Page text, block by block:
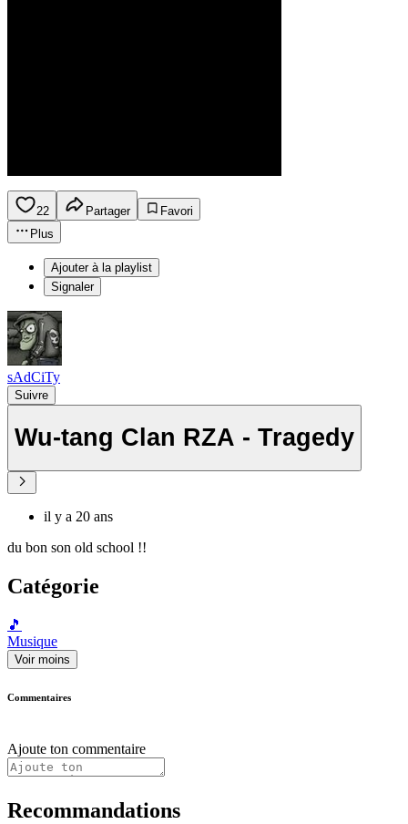
22 Partager
Favori
Plus
Ajouter à la playlist
Signaler
sAdCiTy
Suivre
Wu-tang Clan RZA - Tragedy
il y a 20 ans
du bon son old school !!
Catégorie
🎵
Musique
Voir moins
Commentaires
Ajoute ton commentaire
Recommandations